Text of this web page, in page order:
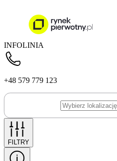
INFOLINIA
+48 579 779 123
FILTRY